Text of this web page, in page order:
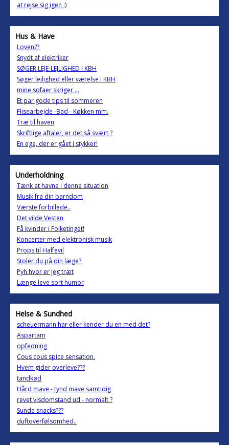
at rejse sig igen :)
Hus & Have
Loven??
Snydt af elektriker
SØGER LEJE-LEJLIGHED I KBH
Søger lejlighed eller værelse i KBH
mine sofaer skriger ...
Et par gode tips til sommeren
Flisearbejde -Bad - Køkken mm.
Træ til haven
Skriftlige aftaler, er det så svært ?
En ege, der er gået i stykker!
Underholdning
Tænk at havne i denne situation
Musik fra din barndom
Værste forbillede..
Det vilde Vesten
Få kvinder i Folketinget!
Koncerter med elektronisk musik
Props til Halfevil
Stoler du på din læge?
Pyh hvor er jeg træt
Længe leve sort humor
Helse & Sundhed
scheuermann har eller kender du en med det?
Aspartam
opfedning
Cous cous spice sensation.
Hvem gider overleve???
tandkød
Hård mave - tynd mave samtidig
revet visdomstand ud - normalt ?
Sunde snacks???
duftoverfølsomhed..